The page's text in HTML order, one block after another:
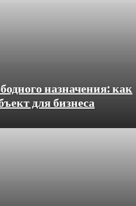
назначения: как
для бизнеса